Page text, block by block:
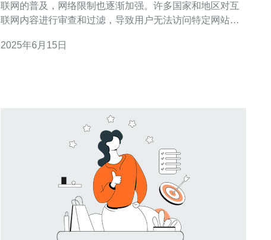
联网的普及，网络限制也逐渐加强。许多国家和地区对互
联网内容进行审查和过滤，导致用户无法访问特定网站或
制、畅享自由上网的有效方式之一。本文将介绍新加坡翻
2025年6月15日